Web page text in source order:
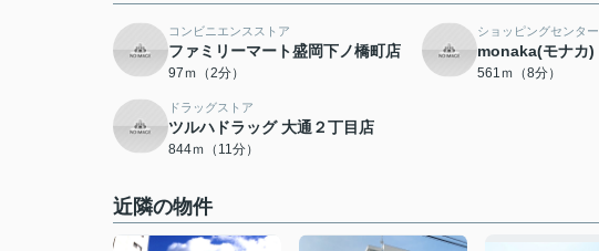
コンビニエンスストア
ファミリーマート盛岡下ノ橋町店
97ｍ（2分）
ショッピングセンター
monaka(モナカ)
561ｍ（8分）
ドラッグストア
ツルハドラッグ 大通２丁目店
844ｍ（11分）
近隣の物件